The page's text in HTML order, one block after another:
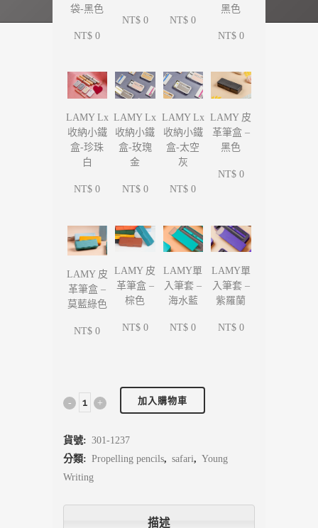
袋-黑色
NT$ 0
NT$ 0 NT$ 0
黑色
NT$ 0
LAMY Lx
收納小鐵
盒-珍珠
白
NT$ 0
LAMY Lx
收納小鐵
盒-玫瑰
金
NT$ 0
LAMY Lx
收納小鐵
盒-太空
灰
NT$ 0
LAMY 皮
革筆盒 –
黑色
NT$ 0
LAMY 皮
革筆盒 –
莫藍綠色
NT$ 0
LAMY 皮
革筆盒 –
棕色
NT$ 0
LAMY單
入筆套 –
海水藍
NT$ 0
LAMY單
入筆套 –
紫羅蘭
NT$ 0
加入購物車
貨號: 301-1237
分類: Propelling pencils, safari, Young
Writing
描述